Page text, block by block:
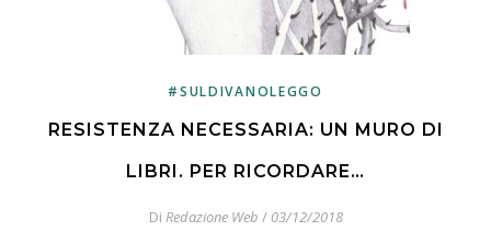
#SULDIVANOLEGGO
RESISTENZA NECESSARIA: UN MURO DI
LIBRI. PER RICORDARE…
Di Redazione Web / 03/12/2018